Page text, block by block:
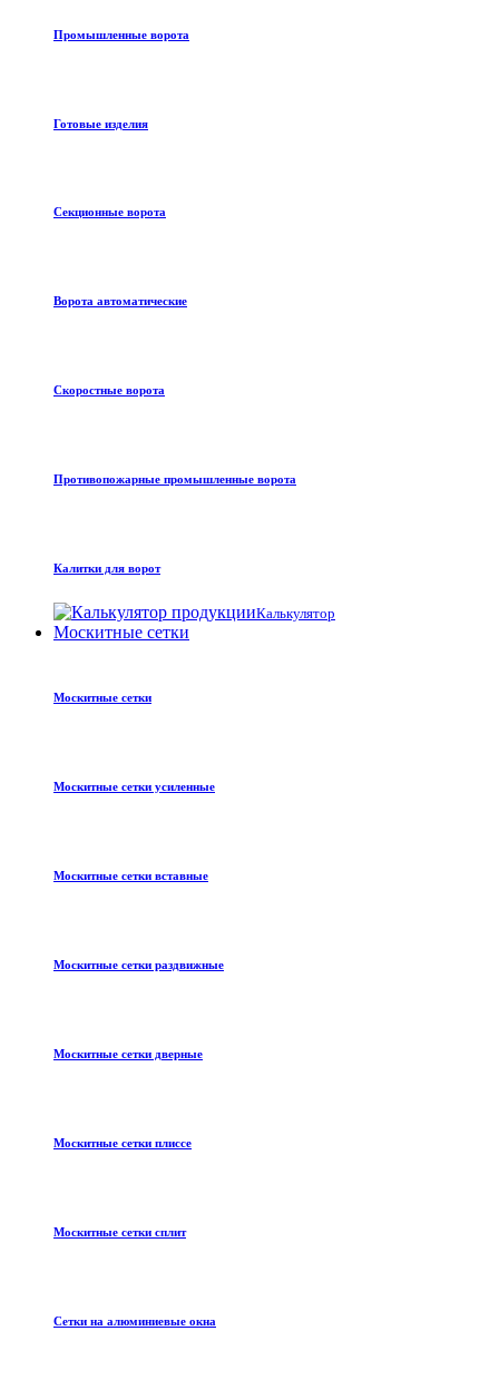
Промышленные ворота
Готовые изделия
Секционные ворота
Ворота автоматические
Скоростные ворота
Противопожарные промышленные ворота
Калитки для ворот
Калькулятор
Москитные сетки
Москитные сетки
Москитные сетки усиленные
Москитные сетки вставные
Москитные сетки раздвижные
Москитные сетки дверные
Москитные сетки плиссе
Москитные сетки сплит
Сетки на алюминиевые окна